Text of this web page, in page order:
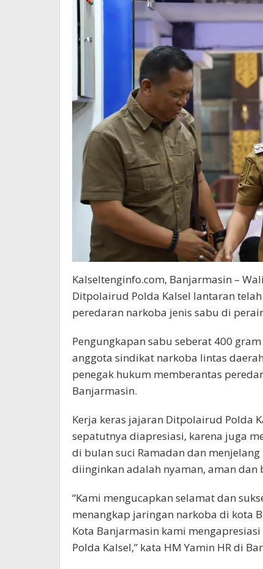
Kalseltenginfo.com, Banjarmasin –
Ditpolairud Polda Kalsel lantaran
peredaran narkoba jenis sabu di
Pengungkapan sabu seberat 400
anggota sindikat narkoba lintas
penegak hukum memberantas
Banjarmasin.
Kerja keras jajaran Ditpolairud Polda
sepatutnya diapresiasi, karena juga
di bulan suci Ramadan dan
diinginkan adalah nyaman, aman
“Kami mengucapkan selamat dan
menangkap jaringan narkoba di kota
Kota Banjarmasin kami
Polda Kalsel,” kata HM Yamin HR di